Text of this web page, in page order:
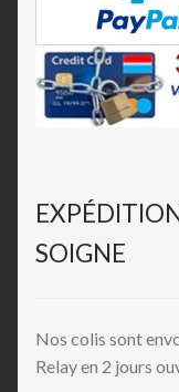
SOIGNE
Nos colis sont
Relay en 2 jours